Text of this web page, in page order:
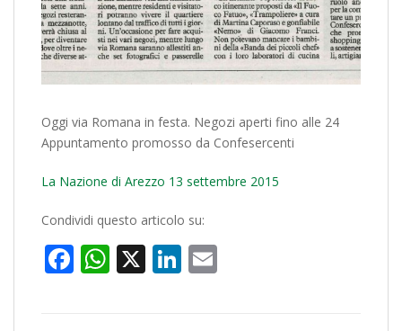
Oggi via Romana in festa. Negozi aperti fino alle 24
Appuntamento promosso da Confesercenti
La Nazione di Arezzo 13 settembre 2015
Condividi questo articolo su:
Facebook
WhatsApp
X LinkedIn